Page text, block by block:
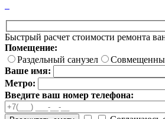
Быстрый расчет стоимости ремонта
Помещение:
Раздельный санузел
Ваше имя:
Метро:
Введите ваш номер телефона: